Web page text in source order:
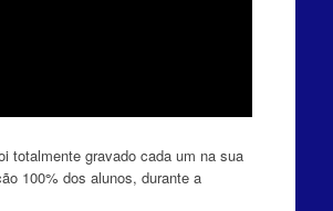
totalmente gravado cada um na sua
100% dos alunos, durante a